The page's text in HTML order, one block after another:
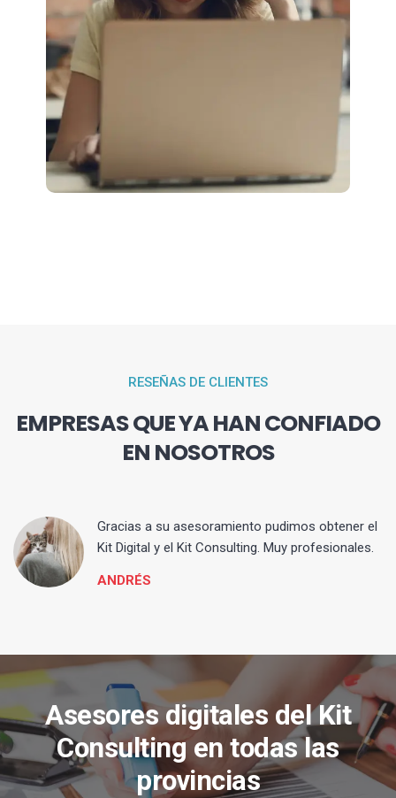
RESEÑAS DE CLIENTES
EMPRESAS QUE YA HAN CONFIADO
EN NOSOTROS
Gracias a su asesoramiento pudimos obtener el
Kit Digital y el Kit Consulting. Muy profesionales.
ANDRÉS
Asesores digitales del Kit
Consulting en todas las
provincias